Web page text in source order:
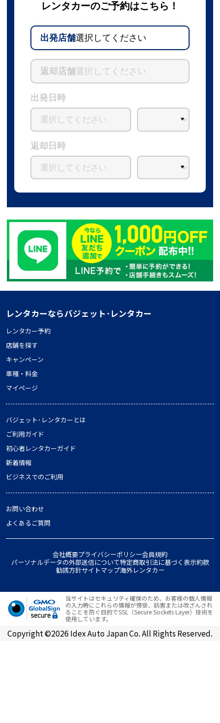
レンタカーのご予約はこちら！
出発店舗選択してください
返却店舗選択してください
出発日時
返却日時
レンタカーならバジェット･レンタカー
レンタカー予約
店舗を探す
キャンペーン
車種・料金
マイページ
バジェット･レンタカーとは
ご利用ガイド
初心者レンタカーガイド
新着情報
ビジネスでのご利用
お問い合わせ
よくあるご質問
会社概要プライバシーポリシー会員規約
パーソナルデータの外部送信について特定商取引法に基づく表示約款
勧誘方針サイトマップ海外レンタカー
当サイトはセキュリティ確保のため、お客様の個人情報
の入力時にこれらの情報が傍受、妨害または改ざんされ
ることを防ぐ目的でSSL（Secure Sockets Layer）技術を
使用しています。
Copyright ©2026 Idex Auto Japan Co. All Rights Reserved.